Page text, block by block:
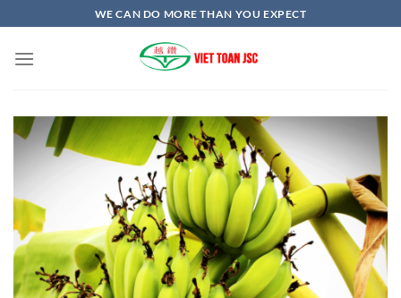
到
WE CAN DO MORE THAN YOU EXPECT